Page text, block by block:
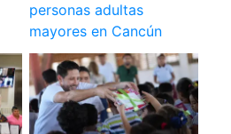
personas adultas
mayores en Cancún